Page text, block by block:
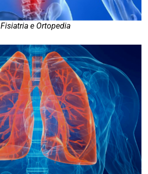
Fisiatria e Ortopedia